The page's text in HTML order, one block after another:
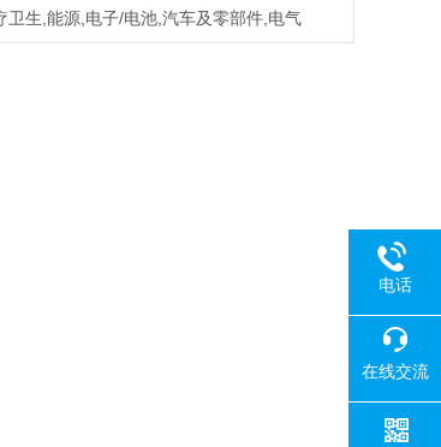
卫生,能源,电子/电池,汽车及零部件,电气
电话
在线交流